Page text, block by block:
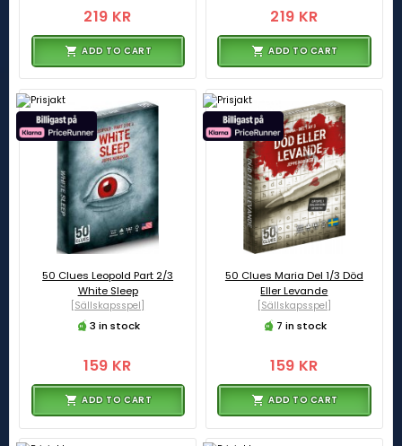
219 KR
ADD TO CART
219 KR
ADD TO CART
50 Clues Leopold Part 2/3
White Sleep
[Sällskapsspel]
3 in stock
159 KR
ADD TO CART
50 Clues Maria Del 1/3 Död
Eller Levande
[Sällskapsspel]
7 in stock
159 KR
ADD TO CART